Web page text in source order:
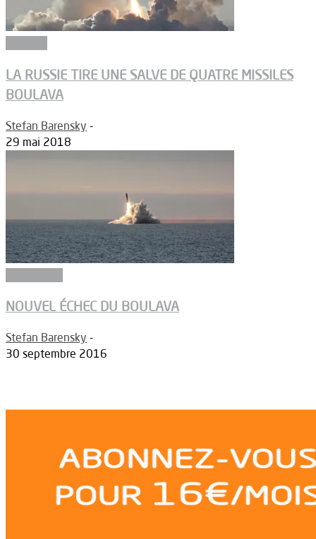
LA RUSSIE TIRE UNE SALVE DE QUATRE MISSILES
BOULAVA
Stefan Barensky -
29 mai 2018
NOUVEL ÉCHEC DU BOULAVA
Stefan Barensky -
30 septembre 2016